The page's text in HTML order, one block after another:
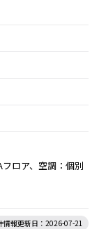
ロア、空調：個別
情報更新日：2026-07-21